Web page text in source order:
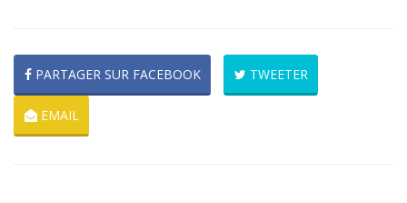
PARTAGER SUR FACEBOOK TWEETER
EMAIL